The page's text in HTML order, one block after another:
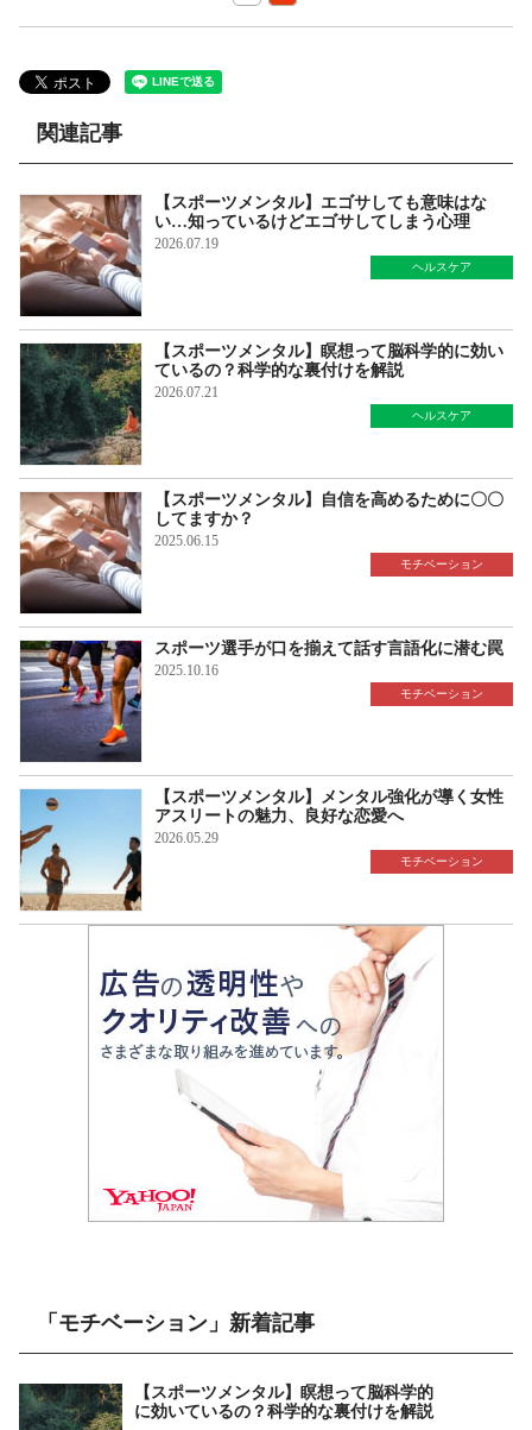
関連記事
【スポーツメンタル】エゴサしても意味はな
い…知っているけどエゴサしてしまう心理
2026.07.19
ヘルスケア
【スポーツメンタル】瞑想って脳科学的に効い
ているの？科学的な裏付けを解説
2026.07.21
ヘルスケア
【スポーツメンタル】自信を高めるために〇〇
してますか？
2025.06.15
モチベーション
スポーツ選手が口を揃えて話す言語化に潜む罠
2025.10.16
モチベーション
【スポーツメンタル】メンタル強化が導く女性
アスリートの魅力、良好な恋愛へ
2026.05.29
モチベーション
「モチベーション」新着記事
【スポーツメンタル】瞑想って脳科学的
に効いているの？科学的な裏付けを解説